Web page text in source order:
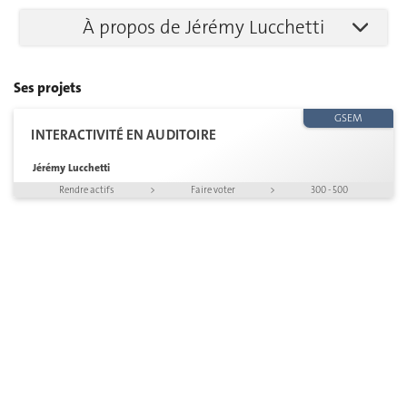
À propos de Jérémy Lucchetti
Ses projets
INTERACTIVITÉ EN AUDITOIRE
Jérémy Lucchetti
GSEM
Rendre actifs > Faire voter > 300 - 500